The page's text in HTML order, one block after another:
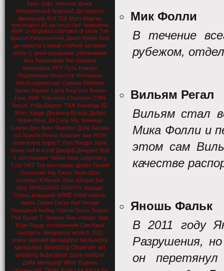
Брет Харт Уличная драка
Невероятный Красный До первого
финишера 619 718 Мэтт Морган
претендент #1 на титул Арт-Чемпиона
AWF Undisputed champion of show Tim
Братья Разрушители Дикая Кровь Бой
до нокаута Самый стойкий авторам
prime С днем рождения! увольнения
Миз Биография Кен Шамрок
биографии PPV Путь Наверх
Подземелье Искусств Интервью
http://vsplanet.net/ Серена Shimmer
Хаски Харрис Larry King Live Билли
Ганн AWF Television Champion CNN
Nexus Уэйд Баррет TNA Команда 3D
Мэтт Харди Десмонд Вульф Дебра
Кевин Неш Эл Сноу Мр. Кеннеди
Самоа Джо Винс МакМэн Дэйв Лагана
nxt Кристи Риччи Алоизия aaa ROH
main-event ImpacT Пол Лондон Халк
Хоган hell in a cell Джефф Джаррет Бой
с лестницаии Чайна кино Legendary
Тэзз 24/7 Топ рестлеров драфт Гигант
Гонзсалес Rip Скотт Холл Шон
Уолтман Юбилей Лэнс Шторм Биг
Шоу BRAGGING RIGHTS Фредди
Принц младший WWE RAW король
ринга Синяя Гроза Awf Vintage
Народный выбор Угроза Грозы Быдло
Рей Букер Т травмы Био vintage Эдж
Коди Роудс отстранения Син Кара
смотреть Vengeance whatch 2011
online оценки мельцера мельзера
мельсера Wrestling Observer art
wresling federation dave meltzer
дэйв мельцер Won Оценка
Мик Фолли
В течение
рубежом,
Вильям Регал
Вильям стал
Мика Фолли и
этом сам
качестве
Яношь Фальк
В 2011 году
Разрушения,
он